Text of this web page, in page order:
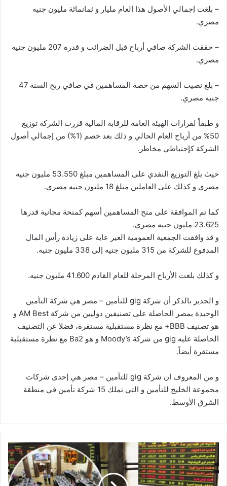
– بلغت إجمالي الأصول هذا العام مليار و ثمانمائة مليون جنيه
مصري.
– حققت الشركة صافي أرباح قبل الضرائب و قدره 207 مليون جنيه
مصري.
– بلغ نصيب السهم من حصة المساهمين في صافي ربح السنة 47
جنيه مصري.
و طبقاً لقرارات الهيئة العامة للرقابة المالية قررت الشركة توزيع
50% من أرباح العام الحالي و ذلك بعد خصم (1%) من إجمالي أصول
الشركة كإحتياطي مخاطر.
حيث بلغ التوزيع النقدي على المساهمين مبلغ 53.550 مليون جنيه
مصري و كذلك على العاملين مبلغ 18 مليون جنيه مصري.
كما تم الموافقة على منح المساهمين أسهم كمنحة مجانية قدرها
23.625 مليون جنيه مصري.
و قد وافقت الجمعية العمومية الغير عاية على زيادة رأس المال
المدفوع للشركة من 315 مليون جنيه إلى 338 مليون جنيه.
و كذلك بلغت الأرباح المرحلة للعام القادم 41.600 مليون جنيه.
و الجدير بالذكر أن شركة gig للتأمين – مصر هي شركة التأمين
الوحيدة بمصر الحاصلة على تصنيفين دوليين من شركة AM Best و
هو تصنيف BBB+ مع نظرة مستقبلية مستقرة، فضلا عن التصنيف
الحاصلة عليه gig من شركة Moody’s و هو Ba2 مع نظرة مستقبلية
مستقرة أيضاً.
و من المعروف ان شركة gig للتأمين – مصر هي إحدى شركات
مجموعة الخليج للتأمين و التي تملك 15 شركة تأمين في منطقة
الشرق الأوسط.
البورصة
تخسر
4.64
مليار